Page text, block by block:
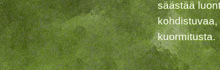
säästää
kuormitusta.